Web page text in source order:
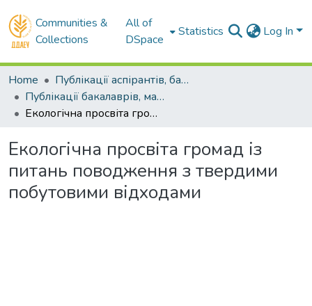
Communities &
Collections
All of
DSpace
Statistics Log In
Home
Публікації аспірантів, бакалаврів, магістрів
Публікації бакалаврів, магістрів
Екологічна просвіта громад із питань поводження з твердими побутовими відходами
Екологічна просвіта громад із
питань поводження з твердими
побутовими відходами